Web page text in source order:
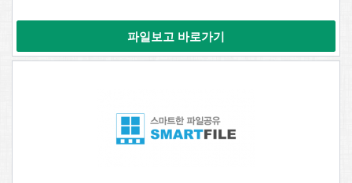
파일보고 바로가기